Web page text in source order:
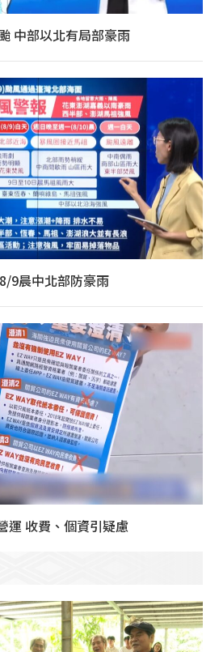
中部以北有局部豪雨
9晨中北部防豪雨
運 收費、個資引疑慮